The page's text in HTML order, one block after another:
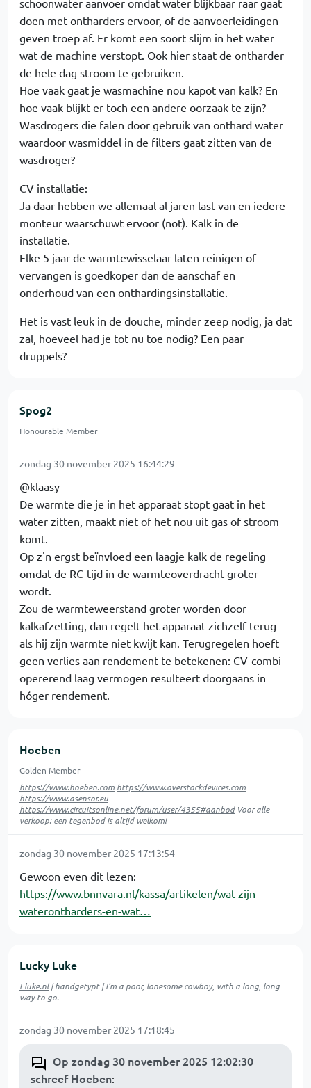
schoonwater aanvoer omdat water blijkbaar raar gaat
doen met ontharders ervoor, of de aanvoerleidingen
geven troep af. Er komt een soort slijm in het water
wat de machine verstopt. Ook hier staat de ontharder
de hele dag stroom te gebruiken.
Hoe vaak gaat je wasmachine nou kapot van kalk? En
hoe vaak blijkt er toch een andere oorzaak te zijn?
Wasdrogers die falen door gebruik van onthard water
waardoor wasmiddel in de filters gaat zitten van de
wasdroger?
CV installatie:
Ja daar hebben we allemaal al jaren last van en iedere
monteur waarschuwt ervoor (not). Kalk in de
installatie.
Elke 5 jaar de warmtewisselaar laten reinigen of
vervangen is goedkoper dan de aanschaf en
onderhoud van een onthardingsinstallatie.
Het is vast leuk in de douche, minder zeep nodig, ja dat
zal, hoeveel had je tot nu toe nodig? Een paar
druppels?
Spog2
Honourable Member
zondag 30 november 2025 16:44:29
@klaasy
De warmte die je in het apparaat stopt gaat in het
water zitten, maakt niet of het nou uit gas of stroom
komt.
Op z'n ergst beïnvloed een laagje kalk de regeling
omdat de RC-tijd in de warmteoverdracht groter
wordt.
Zou de warmteweerstand groter worden door
kalkafzetting, dan regelt het apparaat zichzelf terug
als hij zijn warmte niet kwijt kan. Terugregelen hoeft
geen verlies aan rendement te betekenen: CV-combi
opererend laag vermogen resulteert doorgaans in
hóger rendement.
Hoeben
Golden Member
https://www.hoeben.com https://www.overstockdevices.com
https://www.asensor.eu
https://www.circuitsonline.net/forum/user/4355#aanbodVoor alle
verkoop: een tegenbod is altijd welkom!
zondag 30 november 2025 17:13:54
Gewoon even dit lezen:
https://www.bnnvara.nl/kassa/artikelen/wat-zijn-
waterontharders-en-wat…
Lucky Luke
Eluke.nl| handgetypt | I'm a poor, lonesome cowboy, with a long, long
way to go.
zondag 30 november 2025 17:18:45
Op zondag 30 november 2025 12:02:30
schreef Hoeben: